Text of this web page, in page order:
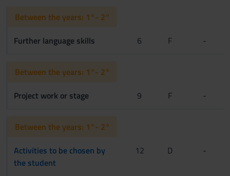
Between the years: 1°- 2°
Further language skills
6 F -
Between the years: 1°- 2°
Project work or stage
9 F -
Between the years: 1°- 2°
Activities to be chosen by
the student
12 D -